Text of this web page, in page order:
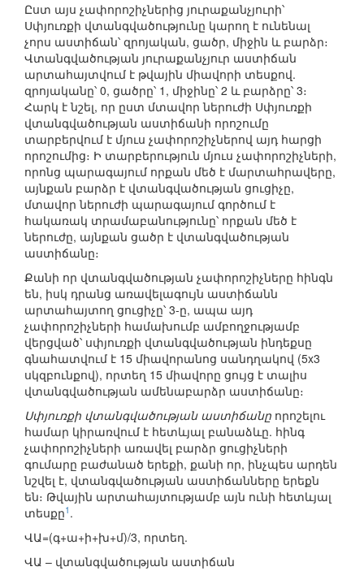
Ըստ այս չափորոշիչներից յուրաքանչյուրի՝
Սփյուռքի վտանգվածությունը կարող է ունենալ
չորս աստիճան՝ զրոյական, ցածր, միջին և բարձր։
Վտանգվածության յուրաքանչյուր աստիճան
արտահայտվում է թվային միավորի տեսքով.
զրոյականը՝ 0, ցածրը՝ 1, միջինը՝ 2 և բարձրը՝ 3։
Հարկ է նշել, որ ըստ մտավոր ներուժի Սփյուռքի
վտանգվածության աստիճանի որոշումը
տարբերվում է մյուս չափորոշիչներով այդ հարցի
որոշումից։ Ի տարբերություն մյուս չափորոշիչների,
որոնց պարագայում որքան մեծ է մարտահրավերը,
այնքան բարձր է վտանգվածության ցուցիչը,
մտավոր ներուժի պարագայում գործում է
հակառակ տրամաբանությունը՝ որքան մեծ է
ներուժը, այնքան ցածր է վտանգվածության
աստիճանը։
Քանի որ վտանգվածության չափորոշիչները հինգն
են, իսկ դրանց առավելագույն աստիճանն
արտահայտող ցուցիչը՝ 3-ը, ապա այդ
չափորոշիչների համախումբ ամբողջությամբ
վերցված՝ սփյուռքի վտանգվածության ինդեքսը
գնահատվում է 15 միավորանոց սանդղակով (5x3
սկզբունքով), որտեղ 15 միավորը ցույց է տալիս
վտանգվածության ամենաբարձր աստիճանը։
Սփյուռքի վտանգվածության աստիճանը որոշելու
համար կիրառվում է հետևյալ բանաձևը. հինգ
չափորոշիչների առավել բարձր ցուցիչների
գումարը բաժանած երեքի, քանի որ, ինչպես արդեն
նշվել է, վտանգվածության աստիճանները երեքն
են։ Թվային արտահայտությամբ այն ունի հետևյալ
տեսքը1 .
ՎԱ=(գ+ա+ի+խ+մ)/3, որտեղ.
ՎԱ – վտանգվածության աստիճան